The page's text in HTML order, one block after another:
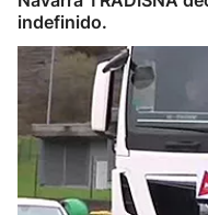
indefinido.